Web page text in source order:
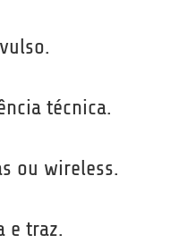
técnica.
ou wireless.
e traz.